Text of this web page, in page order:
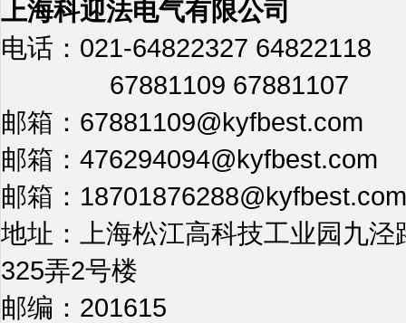
上海科迎法电气有限公司
电话：021-64822327 64822118
67881109 67881107
邮箱：67881109@kyfbest.com
邮箱：476294094@kyfbest.com
邮箱：18701876288@kyfbest.com
地址：上海松江高科技工业园九泾
325弄2号楼
邮编：201615